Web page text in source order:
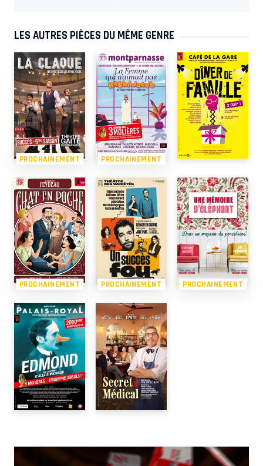
LES AUTRES PIÈCES DU MÊME GENRE
PROCHAINEMENT PROCHAINEMENT
PROCHAINEMENT PROCHAINEMENT PROCHAINEMENT